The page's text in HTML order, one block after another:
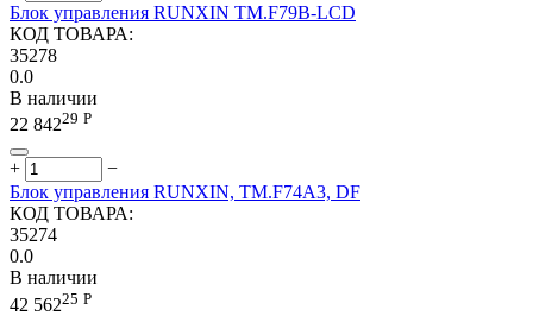
Блок управления RUNXIN ТМ.F79В-LCD
КОД ТОВАРА:
35278
0.0
В наличии
22 84229 Р
+
−
Блок управления RUNXIN, ТМ.F74А3, DF
КОД ТОВАРА:
35274
0.0
В наличии
42 56225 Р